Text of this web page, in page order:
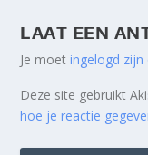
LAAT EEN
Je moetingelogd zijn
Deze site gebruikt
hoe je reactie